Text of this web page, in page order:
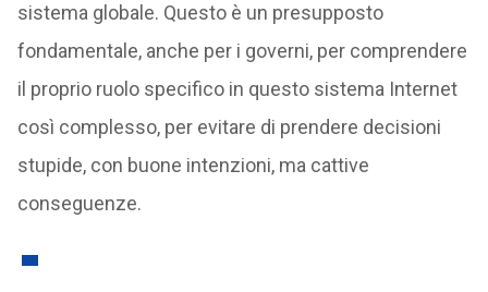
sistema globale. Questo è un presupposto
fondamentale, anche per i governi, per comprendere
il proprio ruolo specifico in questo sistema Internet
così complesso, per evitare di prendere decisioni
stupide, con buone intenzioni, ma cattive
conseguenze.